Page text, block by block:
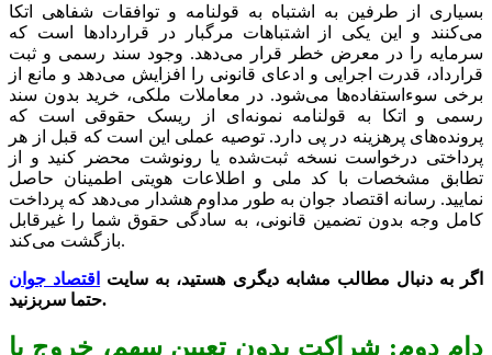
بسیاری از طرفین به اشتباه به قولنامه و توافقات شفاهی اتکا
می‌کنند و این یکی از اشتباهات مرگبار در قراردادها است که
سرمایه را در معرض خطر قرار می‌دهد. وجود سند رسمی و ثبت
قرارداد، قدرت اجرایی و ادعای قانونی را افزایش می‌دهد و مانع از
برخی سوءاستفاده‌ها می‌شود. در معاملات ملکی، خرید بدون سند
رسمی و اتکا به قولنامه نمونه‌ای از ریسک حقوقی است که
پرونده‌های پرهزینه در پی دارد. توصیه عملی این است که قبل از هر
پرداختی درخواست نسخه ثبت‌شده یا رونوشت محضر کنید و از
تطابق مشخصات با کد ملی و اطلاعات هویتی اطمینان حاصل
نمایید. رسانه اقتصاد جوان به طور مداوم هشدار می‌دهد که پرداخت
کامل وجه بدون تضمین قانونی، به سادگی حقوق شما را غیرقابل
بازگشت می‌کند.
اگر به دنبال مطالب مشابه دیگری هستید، به سایت
اقتصاد جوان
حتما سربزنید.
دام دوم: شراکت بدون تعیین سهم، خروج یا